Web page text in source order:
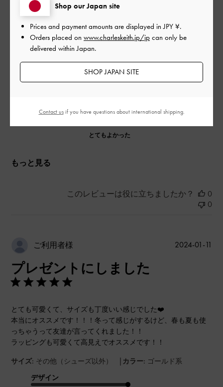
結婚した友人に贈りたくて購入しました。
とても可愛らしい色味でどんなシーンにでも合うリングだと思
います。
品質
とてもよかった
もっと見る
このレビューは役に立ちましたか？
0
0
ご利用者様
プレゼントにしました
とても可愛くて、サイズも丁度いい感じでした❤️
本当にオススメです！！！冬って感じがするけど、春も夏も使
っちゃうって友達が言ってくれました！！
ラッピングも可愛くて高見えでオススメです！！
サイズ: その他（シューズ以外） | カラー: ゴールド系
デザイン
2024-01-11
Shop our Japan site
Prices and payment amounts are displayed inJPY ¥.
Orders placed on www.charleskeith.jp/jp can only be
delivered within Japan.
SHOP JAPAN SITE
Contact usif you have questions about international shipping.